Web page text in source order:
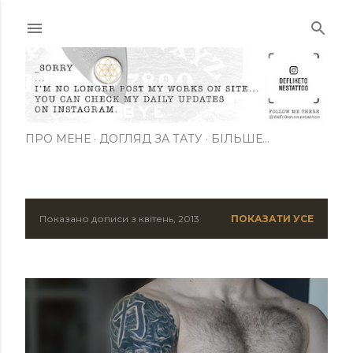
ПРО МЕНЕ ДОГЛЯД ЗА ТАТУ БІЛЬШЕ…
ППоказано дописи з квітень, 2013 ПОКАЗАТИ УСЕ